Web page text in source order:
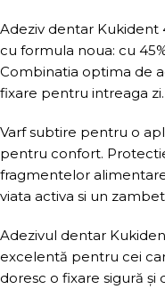
Adeziv dentar Kukident
cu formula noua: cu
Combinatia optima de
fixare pentru intreaga zi.
Varf subtire pentru o
pentru confort.
fragmentelor
viata activa si un
Adezivul dentar
excelentă pentru cei
doresc o fixare sigură și